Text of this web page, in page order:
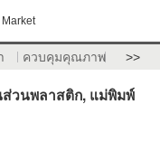
ควบคุมคุณภาพ >>
ส่วนพลาสติก, แม่พิมพ์